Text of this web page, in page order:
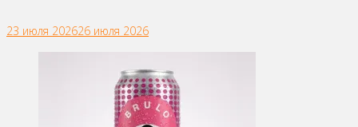
23 июля 202626 июля 2026